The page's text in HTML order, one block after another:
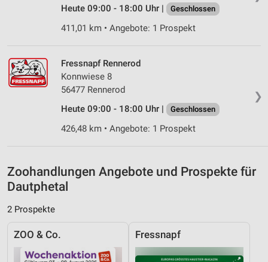
Heute 09:00 - 18:00 Uhr | Geschlossen
411,01 km • Angebote: 1 Prospekt
❯
Fressnapf Rennerod
Konnwiese 8
56477 Rennerod
Heute 09:00 - 18:00 Uhr |
Geschlossen
426,48 km • Angebote: 1 Prospekt
Zoohandlungen Angebote und Prospekte für
Dautphetal
2 Prospekte
ZOO & Co. Fressnapf
Verwendung genauer Standortdaten
Geräte anhand von aktiv angeforderten
Nicht-IAB-Verarbeitungszwecke:
Notwendig
Performance